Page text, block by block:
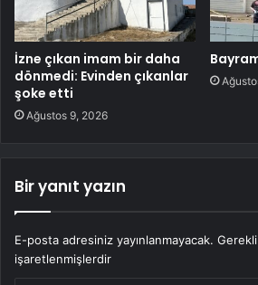
İzne çıkan imam bir daha
dönmedi: Evinden çıkanlar
şoke etti
Ağustos 9, 2026
Bir yanıt yazın
E-posta adresiniz yayınlanmayacak.
işaretlenmişlerdir